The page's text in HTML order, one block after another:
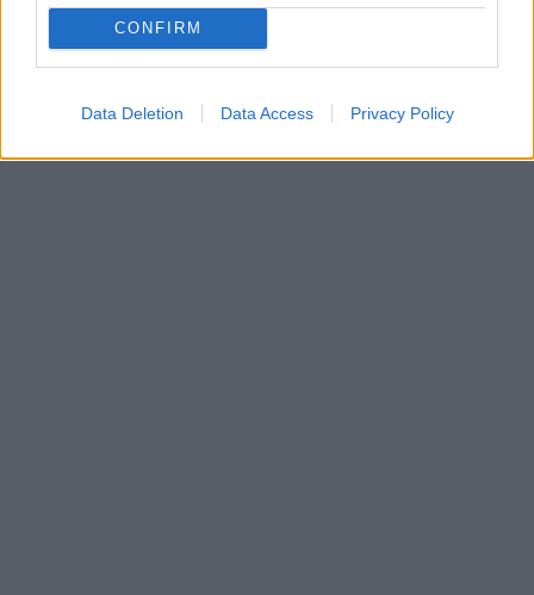
CONFIRM
Data Deletion Data Access Privacy Policy